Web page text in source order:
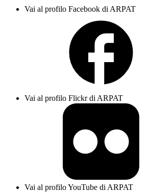
Vai al profilo Facebook di ARPAT
Vai al profilo Flickr di ARPAT
Vai al profilo YouTube di ARPAT